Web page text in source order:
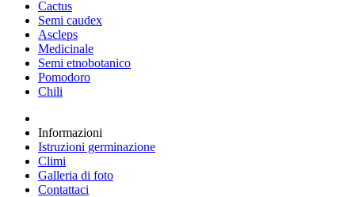
Cactus
Semi caudex
Ascleps
Medicinale
Semi etnobotanico
Pomodoro
Chili
Informazioni
Istruzioni germinazione
Climi
Galleria di foto
Contattaci